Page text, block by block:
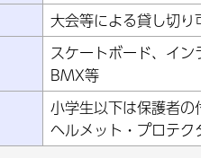
大会等による貸し切り可
スケートボード、インラ
BMX等
小学生以下は保護者の付
ヘルメット・プロテクタ